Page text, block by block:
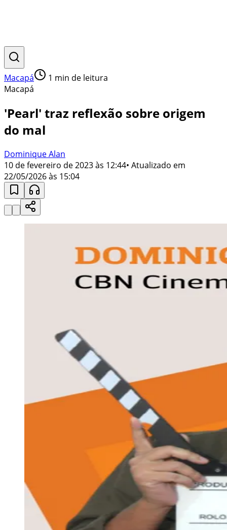
Macapá 1 min de leitura
Macapá
'Pearl' traz reflexão sobre origem
do mal
Dominique Alan
10 de fevereiro de 2023 às 12:44• Atualizado em
22/05/2026 às 15:04